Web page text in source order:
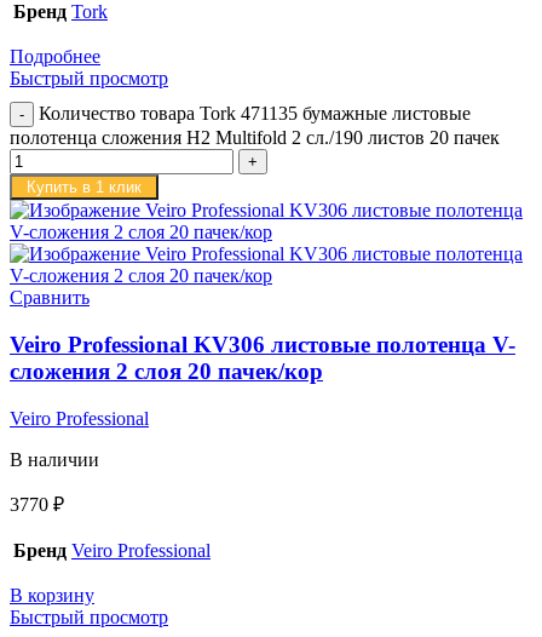
Бренд Tork
Подробнее
Быстрый просмотр
Количество товара Tork 471135 бумажные листовые
полотенца сложения H2 Multifold 2 сл./190 листов 20 пачек
Купить в 1 клик
Сравнить
Veiro Professional KV306 листовые полотенца V-
сложения 2 слоя 20 пачек/кор
Veiro Professional
В наличии
3770 ₽
Бренд Veiro Professional
В корзину
Быстрый просмотр